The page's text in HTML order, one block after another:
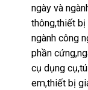
ngày và
thông,thiết bị
ngành công
phần
cụ dụng
em,thiết bị